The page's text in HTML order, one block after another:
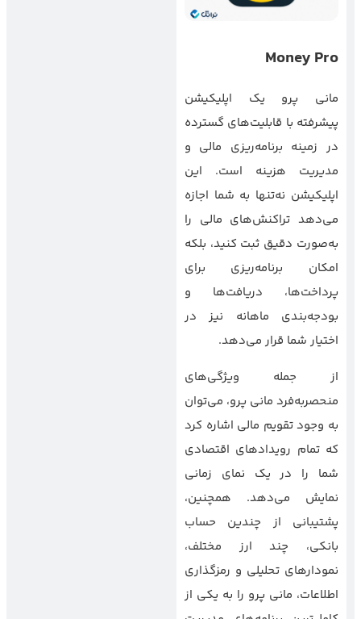
Money Pro
مانی پرو یک اپلیکیشن
پیشرفته با قابلیت‌های گسترده
در زمینه برنامه‌ریزی مالی و
مدیریت هزینه است. این
اپلیکیشن نه‌تنها به شما اجازه
می‌دهد تراکنش‌های مالی را
به‌صورت دقیق ثبت کنید، بلکه
امکان برنامه‌ریزی برای
پرداخت‌ها، دریافت‌ها و
بودجه‌بندی ماهانه نیز در
اختیار شما قرار می‌دهد.
از جمله ویژگی‌های
منحصربه‌فرد مانی پرو، می‌توان
به وجود تقویم مالی اشاره کرد
که تمام رویدادهای اقتصادی
شما را در یک نمای زمانی
نمایش می‌دهد. همچنین،
پشتیبانی از چندین حساب
بانکی، چند ارز مختلف،
نمودارهای تحلیلی و رمزگذاری
اطلاعات، مانی پرو را به یکی از